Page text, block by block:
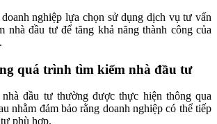
nghiệp lựa chọn sử dụng dịch vụ tư vấn
nhà đầu tư để tăng khả năng thành công của
quá trình tìm kiếm nhà đầu tư
đầu tư thường được thực hiện thông qua
nhằm đảm bảo rằng doanh nghiệp có thể tiếp
phù hợp.